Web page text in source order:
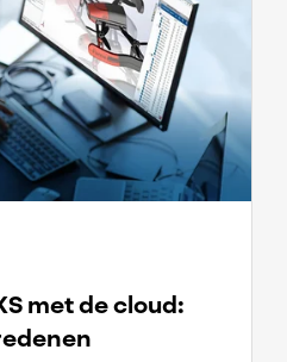
met de cloud: